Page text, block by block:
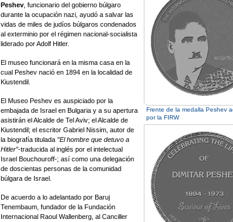
Frente de la medalla Peshev
por la FIRW
Peshev , funcionario del gobierno búlgaro
durante la ocupación nazi, ayudó a salvar las
vidas de miles de judíos búlgaros condenados
al exterminio por el régimen nacional-socialista
liderado por Adolf Hitler.
El museo funcionará en la misma casa en la
cual Peshev nació en 1894 en la localidad de
Kiustendil.
El Museo Peshev es auspiciado por la
embajada de Israel en Bulgaria y a su apertura
asistirán el Alcalde de Tel Aviv; el Alcalde de
Kiustendil; el escritor Gabriel Nissim, autor de
la biografía titulada ”El hombre que detuvo a
Hitler”-traducida al inglés por el intelectual
Israel Bouchouroff-; así como una delegación
de doscientas personas de la comunidad
búlgara de Israel.
De acuerdo a lo adelantado por Baruj
Tenembaum, fundador de la Fundación
Internacional Raoul Wallenberg, al Canciller